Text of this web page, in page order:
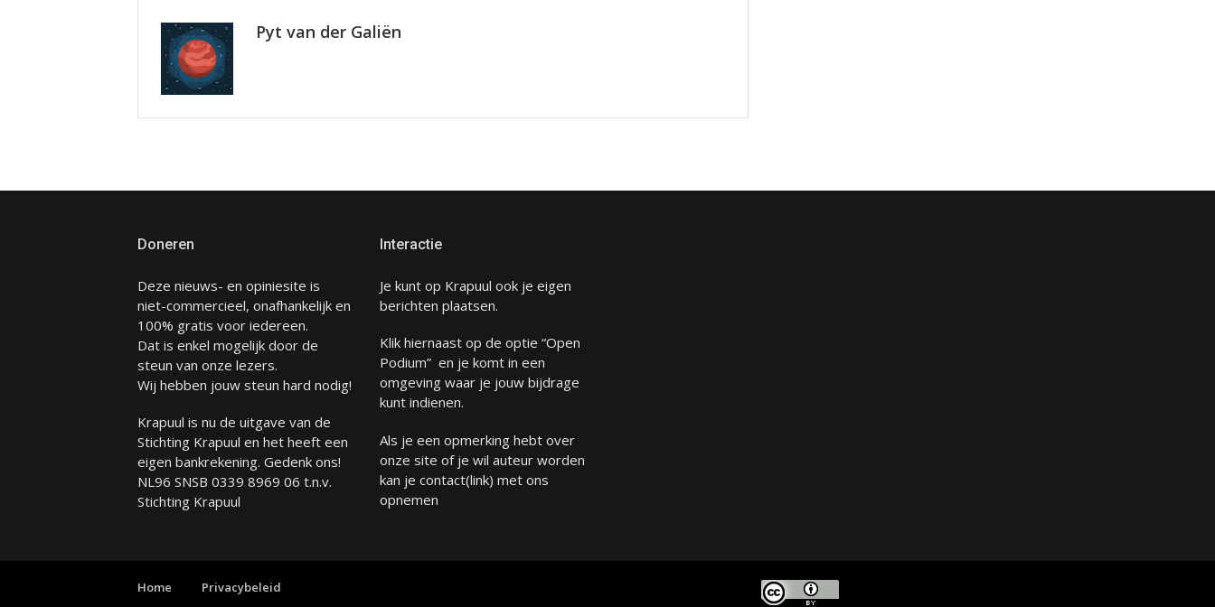
Pyt van der Galiën
Doneren
Deze nieuws- en opiniesite is
niet-commercieel, onafhankelijk en
100% gratis voor iedereen.
Dat is enkel mogelijk door de
steun van onze lezers.
Wij hebben jouw steun hard nodig!
Krapuul is nu de uitgave van de
Stichting Krapuul en het heeft een
eigen bankrekening. Gedenk ons!
NL96 SNSB 0339 8969 06 t.n.v.
Stichting Krapuul
Interactie
Je kunt op Krapuul ook je eigen
berichten plaatsen.
Klik hiernaast op de optie “Open
Podium” en je komt in een
omgeving waar je jouw bijdrage
kunt indienen.
Als je een opmerking hebt over
onze site of je wil auteur worden
kan je contact(link) met ons
opnemen
Home Privacybeleid